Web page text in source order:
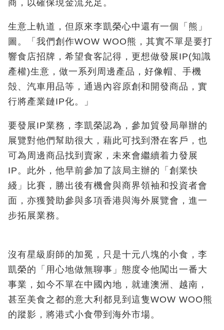
商，以確保現金流充足。
生意上軌道，但原來李凱榮心中還有一個「熊」
圖。「我們創作WOW WOO熊，其實不單是要打
響食店招牌，希望食客記得，更想做發展IP(知識
產權)生意，做一系列周邊產品，好像帽、手機
殻、汽車用品等，通過內容原創和開發商品，實
行將產業鏈IP化。」
要發展IP業務，李凱榮認為，參加貿發局舉辦的
展覽對他們幫助很大，藉此可找到潛在客戶，也
可為周邊商品找到賣家，未來會繼續着力發展
IP。此外，他早前參加了該局主辦的「創業快
綫」比賽，勝出後有機會與商界領袖和投資者會
面，亦獲贊助參與多項香港與海外展覽會，進一
步拓展業務。
沒有星級廚師的加冕，只是十元八塊的小食，李
凱榮的「用心地做無聊事」態度令他闖出一番大
事業，如今不單在中國內地，就連澳洲、越南，
甚至美食之都的意大利都見到這隻WOW WOO熊
的蹤影，將港式小食帶到海外市場。